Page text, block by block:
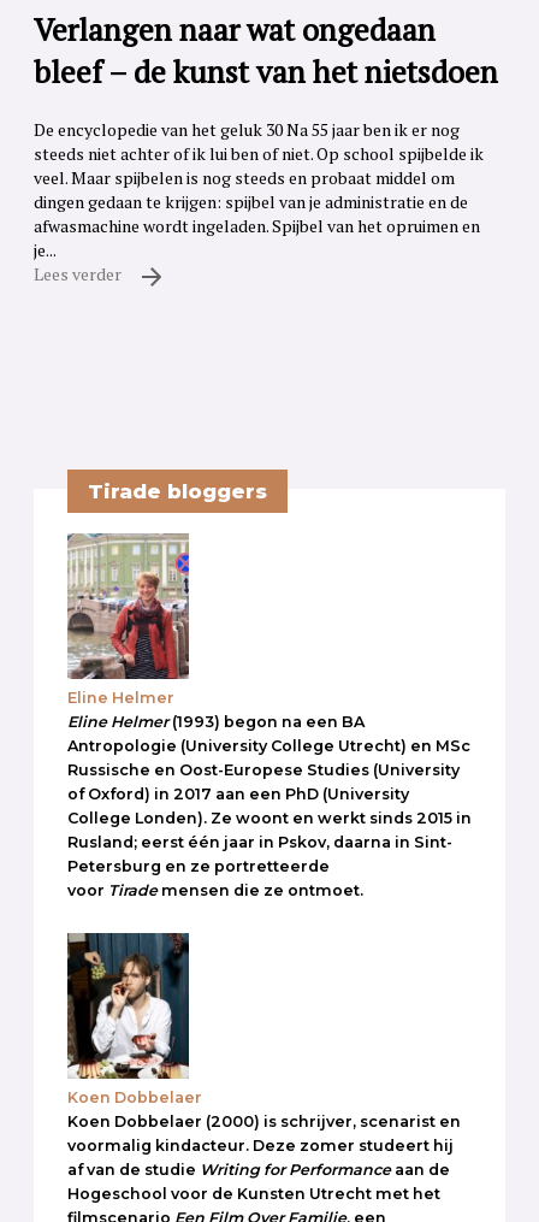
Verlangen naar wat ongedaan
bleef – de kunst van het nietsdoen
De encyclopedie van het geluk 30 Na 55 jaar ben ik er nog
steeds niet achter of ik lui ben of niet. Op school spijbelde ik
veel. Maar spijbelen is nog steeds en probaat middel om
dingen gedaan te krijgen: spijbel van je administratie en de
afwasmachine wordt ingeladen. Spijbel van het opruimen en
je...
Lees verder
Tirade bloggers
Eline Helmer
Eline Helmer(1993) begon na een BA
Antropologie (University College Utrecht) en MSc
Russische en Oost-Europese Studies (University
of Oxford) in 2017 aan een PhD (University
College Londen). Ze woont en werkt sinds 2015 in
Rusland; eerst één jaar in Pskov, daarna in Sint-
Petersburg en ze portretteerde
voor Tirademensen die ze ontmoet.
Koen Dobbelaer
Koen Dobbelaer (2000) is schrijver, scenarist en
voormalig kindacteur. Deze zomer studeert hij
af van de studie Writing for Performanceaan de
Hogeschool voor de Kunsten Utrecht met het
filmscenario Een Film Over Familie, een